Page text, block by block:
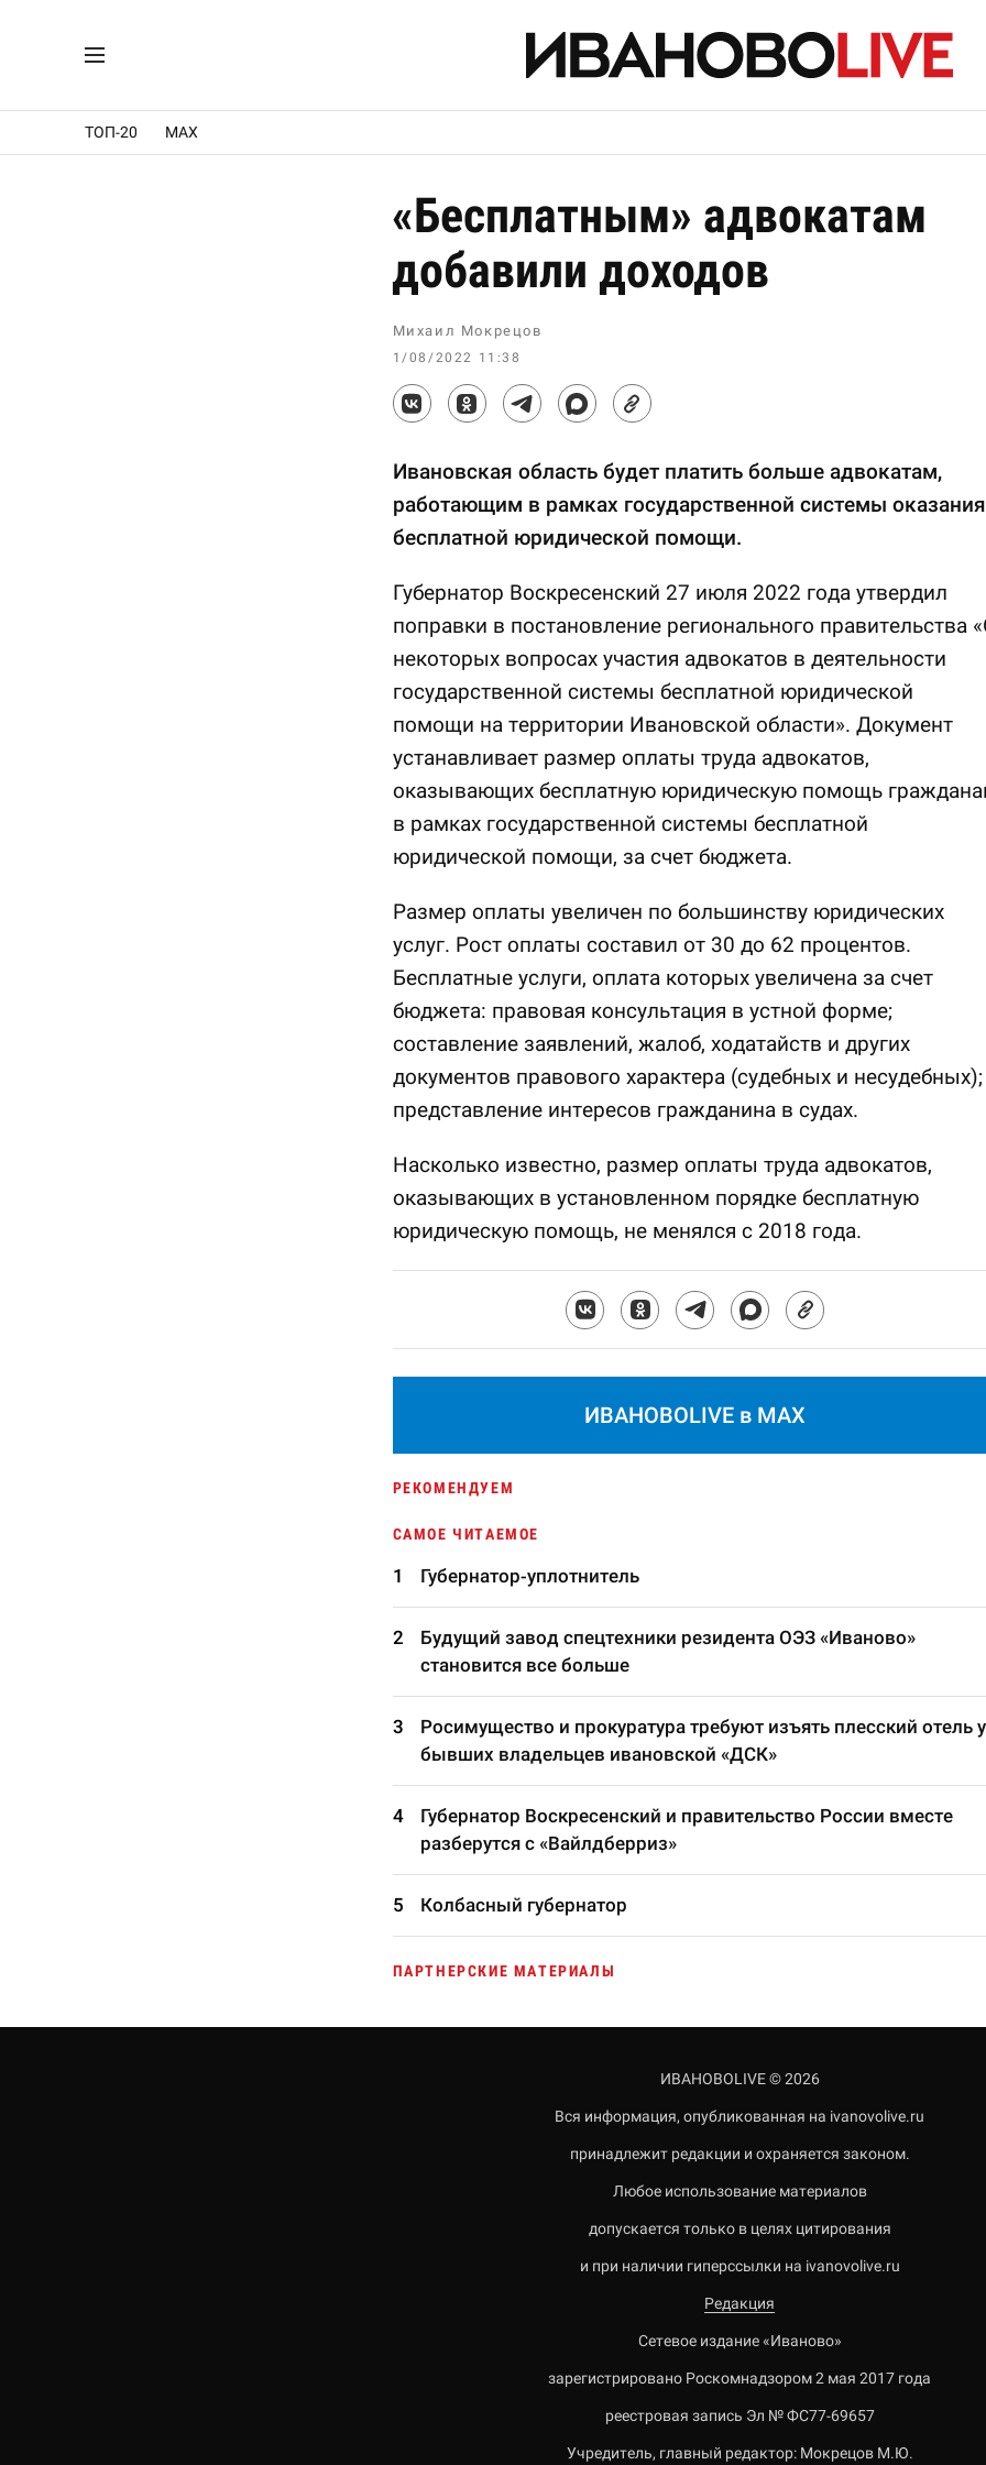
ТОП-20 MAX
«Бесплатным» адвокатам
добавили доходов
Михаил Мокрецов
1/08/2022 11:38
Ивановская область будет платить больше адвокатам,
работающим в рамках государственной системы оказания
бесплатной юридической помощи.
Губернатор Воскресенский 27 июля 2022 года утвердил
поправки в постановление регионального правительства
некоторых вопросах участия адвокатов в деятельности
государственной системы бесплатной юридической
помощи на территории Ивановской области». Документ
устанавливает размер оплаты труда адвокатов,
оказывающих бесплатную юридическую помощь
в рамках государственной системы бесплатной
юридической помощи, за счет бюджета.
Размер оплаты увеличен по большинству юридических
услуг. Рост оплаты составил от 30 до 62 процентов.
Бесплатные услуги, оплата которых увеличена за счет
бюджета: правовая консультация в устной форме;
составление заявлений, жалоб, ходатайств и других
документов правового характера (судебных и несудебных);
представление интересов гражданина в судах.
Насколько известно, размер оплаты труда адвокатов,
оказывающих в установленном порядке бесплатную
юридическую помощь, не менялся с 2018 года.
ИВАНОВОLIVE в MAX
РЕКОМЕНДУЕМ
САМОЕ ЧИТАЕМОЕ
Губернатор-уплотнитель
Будущий завод спецтехники резидента ОЭЗ «Иваново»
становится все больше
Росимущество и прокуратура требуют изъять плесский отель у
бывших владельцев ивановской «ДСК»
Губернатор Воскресенский и правительство России вместе
разберутся с «Вайлдберриз»
Колбасный губернатор
ПАРТНЕРСКИЕ МАТЕРИАЛЫ
ИВАНОВОLIVE © 2026
Вся информация, опубликованная на ivanovolive.ru
принадлежит редакции и охраняется законом.
Любое использование материалов
допускается только в целях цитирования
и при наличии гиперссылки на ivanovolive.ru
Редакция
Сетевое издание «Иваново»
зарегистрировано Роскомнадзором 2 мая 2017 года
реестровая запись Эл № ФС77-69657
Учредитель, главный редактор: Мокрецов М.Ю.